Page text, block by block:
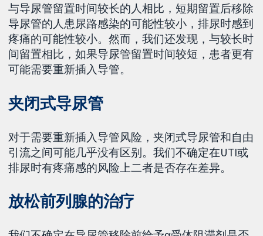
与导尿管留置时间较长的人相比，短期留置后移除
导尿管的人患尿路感染的可能性较小，排尿时感到
疼痛的可能性较小。然而，我们还发现，与较长时
间留置相比，如果导尿管留置时间较短，患者更有
可能需要重新插入导管。
夹闭式导尿管
对于需要重新插入导管风险，夹闭式导尿管和自由
引流之间可能几乎没有区别。我们不确定在UTI或
排尿时有疼痛感的风险上二者是否存在差异。
放松前列腺的治疗